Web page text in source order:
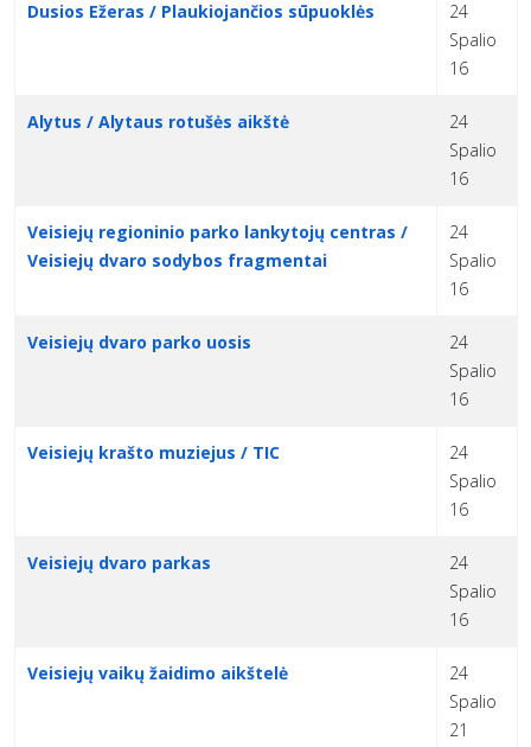
Dusios Ežeras / Plaukiojančios sūpuoklės
24
Spalio
16
Alytus / Alytaus rotušės aikštė
24
Spalio
16
Veisiejų regioninio parko lankytojų centras /
Veisiejų dvaro sodybos fragmentai
24
Spalio
16
Veisiejų dvaro parko uosis
24
Spalio
16
Veisiejų krašto muziejus / TIC
24
Spalio
16
Veisiejų dvaro parkas
24
Spalio
16
Veisiejų vaikų žaidimo aikštelė
24
Spalio
21